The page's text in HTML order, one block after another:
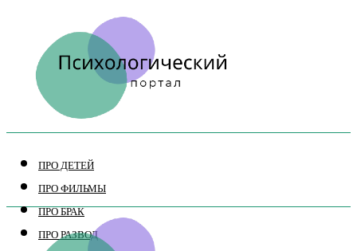
ПРО ДЕТЕЙ
ПРО ФИЛЬМЫ
ПРО БРАК
ПРО РАЗВОД